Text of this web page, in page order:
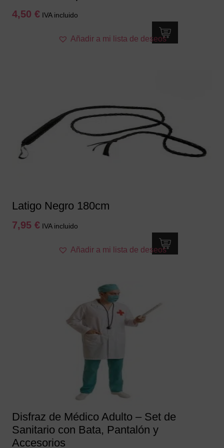
4,50 € IVA incluido
Añadir a mi lista de deseos
Latigo Negro 180cm
7,95 € IVA incluido
Añadir a mi lista de deseos
Disfraz de Médico Adulto – Set de
Sanitario con Bata, Pantalón y
Accesorios